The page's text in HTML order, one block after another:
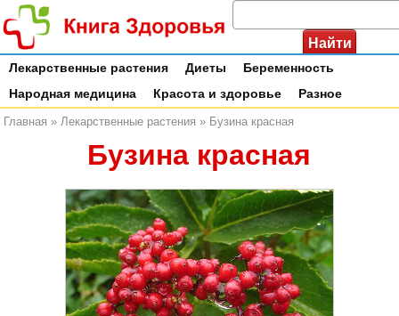
Лекарственные растения Диеты
Беременность
Народная медицина
Красота и здоровье Разное
Главная » Лекарственные растения » Бузина красная
Бузина красная